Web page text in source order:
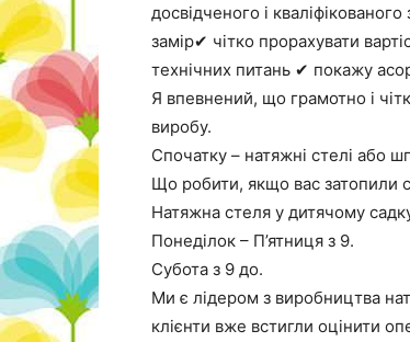
досвідченого і
замір✔ чітко прорахувати
технічних питань ✔ покажу
Я впевнений, що грамотно і
виробу.
Спочатку – натяжні стелі або
Що робити, якщо вас затопили
Натяжна стеля у дитячому
Понеділок – П’ятниця з 9.
Субота з 9 до.
Ми є лідером з виробництва
клієнти вже встигли оцінити